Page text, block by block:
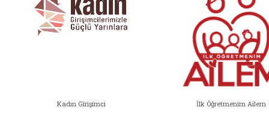
Kadın Girişimci İlk Öğretmenim Ailem